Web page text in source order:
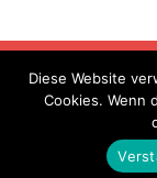
KONTAKT
Copyright © 2026
Diese Website
Cookies. Wenn